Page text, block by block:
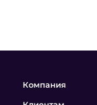
Компания